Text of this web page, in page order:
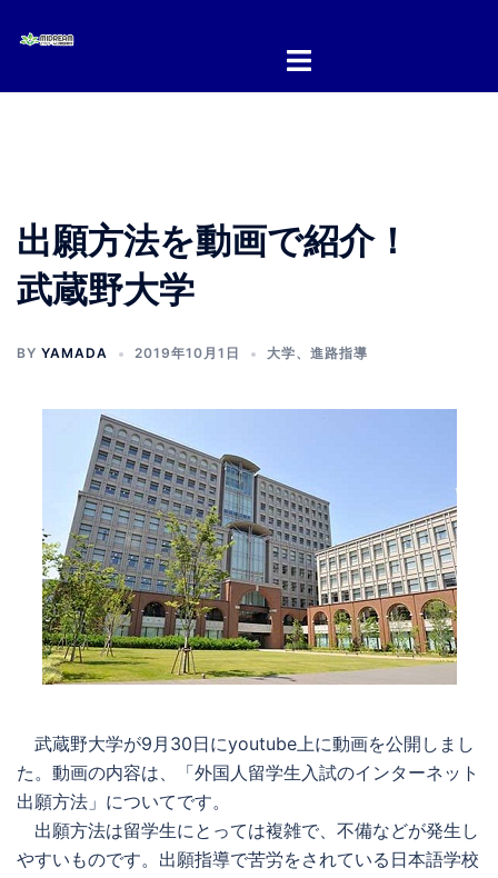
出願方法を動画で紹介！
武蔵野大学
BY YAMADA 2019年10月1日 大学、 進路指導
武蔵野大学が9月30日にyoutube上に動画を公開しまし
た。動画の内容は、「外国人留学生入試のインターネット
出願方法」についてです。
出願方法は留学生にとっては複雑で、不備などが発生し
やすいものです。出願指導で苦労をされている日本語学校